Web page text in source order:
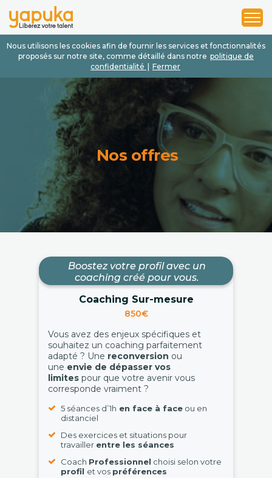
Nous utilisons les cookies afin de fournir les services et fonctionnalités
proposés sur notre site, comme détaillé dans notre politique de
confidentialité
Fermer
1
2
3
Nos offres
Boostez votre profil avec un
coaching créé pour vous.
Coaching Sur-mesure
850€
Vous avez des enjeux spécifiques et
souhaitez un coaching parfaitement
adapté ? Une reconversion ou
une envie de dépasser vos
limites pour que votre avenir vous
corresponde vraiment ?
5 séances d’1h en face à face ou en
distanciel
Des exercices et situations pour
travailler entre les séances
Coach Professionnel choisi selon votre
profil et vos préférences